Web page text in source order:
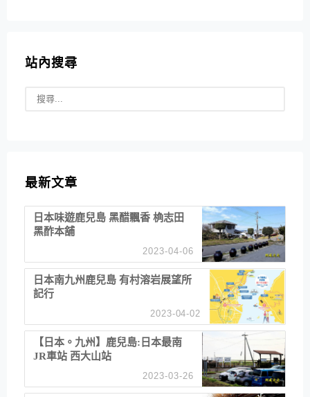
站內搜尋
最新文章
日本味遊鹿兒島 黑醋飄香 桷志田
黑酢本舖
2023-04-06
日本南九州鹿兒島 有村溶岩展望所
記行
2023-04-02
【日本。九州】鹿兒島:日本最南
JR車站 西大山站
2023-03-26